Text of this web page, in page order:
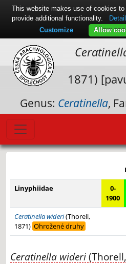
1871)
Genus: Ceratinella,
−
Linyphiidae
0-
1900
Ceratinella wideri(Thorell,
1871) Ohrožené druhy
Ceratinella wideri
This website makes use of cookies
provide additional functionality.
Allow
Customize